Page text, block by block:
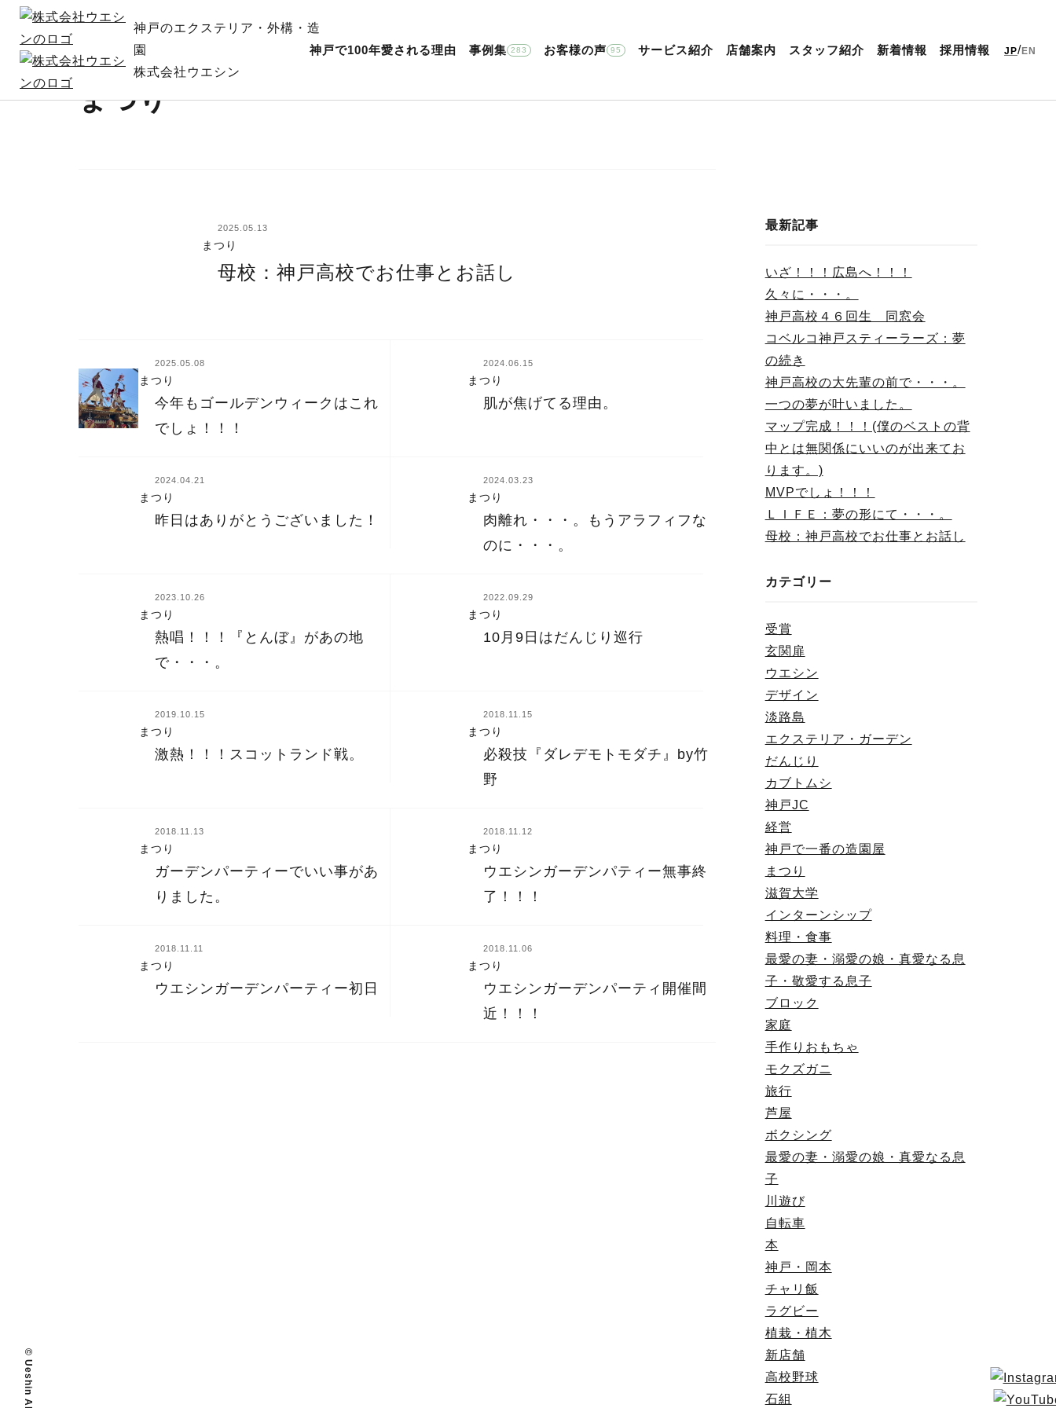
神戸のエクステリア・外構・造
園
株式会社ウエシン
神戸で100年愛される理由 事例集 283 お客様の声 95 サービス紹介 店舗案内 スタッフ紹介 新着情報 採用情報 JP/EN
TOP
まつり
2025.05.13
まつり
母校：神戸高校でお仕事とお話し
2025.05.08
まつり
今年もゴールデンウィークはこれ
でしょ！！！
2024.06.15
まつり
肌が焦げてる理由。
2024.04.21
まつり
昨日はありがとうございました！
2024.03.23
まつり
肉離れ・・・。もうアラフィフな
のに・・・。
2023.10.26
まつり
熱唱！！！『とんぼ』があの地
で・・・。
2022.09.29
まつり
10月9日はだんじり巡行
2019.10.15
まつり
激熱！！！スコットランド戦。
2018.11.15
まつり
必殺技『ダレデモトモダチ』by竹
野
2018.11.13
まつり
ガーデンパーティーでいい事があ
りました。
2018.11.12
まつり
ウエシンガーデンパティー無事終
了！！！
2018.11.11
まつり
ウエシンガーデンパーティー初日
2018.11.06
まつり
ウエシンガーデンパーティ開催間
近！！！
最新記事
いざ！！！広島へ！！！
久々に・・・。
神戸高校４６回生 同窓会
コベルコ神戸スティーラーズ：夢
の続き
神戸高校の大先輩の前で・・・。
一つの夢が叶いました。
マップ完成！！！(僕のベストの背
中とは無関係にいいのが出来てお
ります。)
MVPでしょ！！！
ＬＩＦＥ：夢の形にて・・・。
母校：神戸高校でお仕事とお話し
カテゴリー
受賞
玄関扉
ウエシン
デザイン
淡路島
エクステリア・ガーデン
だんじり
カブトムシ
神戸JC
経営
神戸で一番の造園屋
まつり
滋賀大学
インターンシップ
料理・食事
最愛の妻・溺愛の娘・真愛なる息
子・敬愛する息子
ブロック
家庭
手作りおもちゃ
モクズガニ
旅行
芦屋
ボクシング
最愛の妻・溺愛の娘・真愛なる息
子
川遊び
自転車
本
神戸・岡本
チャリ飯
ラグビー
植栽・植木
新店舗
高校野球
石組